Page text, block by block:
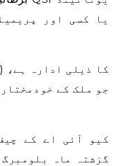
یا کسی اور
جو ملک کے
کیو آئی اے کے
گزشتہ ماہ